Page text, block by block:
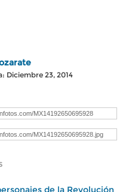
Diciembre 23, 2014
de la Revolución